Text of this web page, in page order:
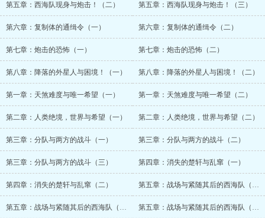
第五章：西海队现身与炮击！（二） 第五章：西海队现身与炮击！（三）
第六章：复制体的通缉令（一） 第六章：复制体的通缉令（二）
第七章：炮击的恐怖（一） 第七章：炮击的恐怖（二）
第八章：降落的外星人与困境！（一） 第八章：降落的外星人与困境！（二）
第一章：天煞难度与唯一希望（一） 第一章：天煞难度与唯一希望（二）
第二章：人类绝境，世界与希望（一） 第二章：人类绝境，世界与希望（二）
第三章：分队与两方的战斗（一） 第三章：分队与两方的战斗（二）
第三章：分队与两方的战斗（三） 第四章：消失的楚轩与乱窜（一）
第四章：消失的楚轩与乱窜（二） 第五章：战场与紧随其后的西海队（一）
第五章：战场与紧随其后的西海队（二） 第五章：战场与紧随其后的西海队（三）